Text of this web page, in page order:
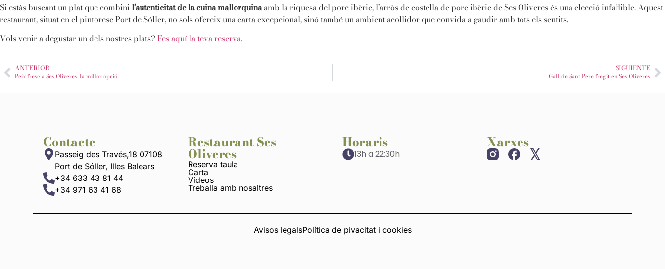
Si estàs buscant un plat que combini l’autenticitat de la cuina mallorquinaamb la riquesa del porc ibèric, l’arròs de costella de porc ibèric de Ses Oliveres és una elecció infal·lible. Aquest
restaurant, situat en el pintoresc Port de Sóller, no sols ofereix una carta excepcional, sinó també un ambient acollidor que convida a gaudir amb tots els sentits.
Vols venir a degustar un dels nostres plats? Fes aquí la teva reserva.
ANTERIOR
Peix fresc a Ses Oliveres, la millor opció
SIGUIENTE
Gall de Sant Pere fregit en Ses Oliveres
Contacte
Passeig des Través,18 07108
Port de Sóller, Illes Balears
+34 633 43 81 44
+34 971 63 41 68
Restaurant Ses
Oliveres
Reserva taula
Carta
Vídeos
Treballa amb nosaltres
Horaris
13h a 22:30h
Xarxes
Avisos legalsPolítica de pivacitat i cookies